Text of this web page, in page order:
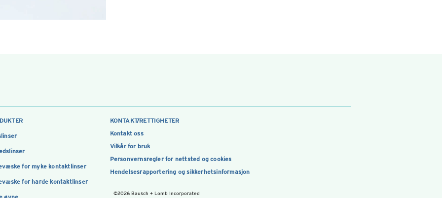
for myke kontaktlinser
for harde kontaktlinser
KONTAKT/RETTIGHETER
Kontakt oss
Vilkår for bruk
Personvernsregler for nettsted og cookies
Hendelsesrapportering og sikkerhetsinformasjon
©2026 Bausch + Lomb Incorporated